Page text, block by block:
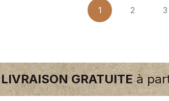
1 2 3
LIVRAISON GRATUITEà